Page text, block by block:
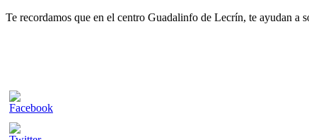
Te recordamos que en el centro Guadalinfo de Lecrín, te ayudan a